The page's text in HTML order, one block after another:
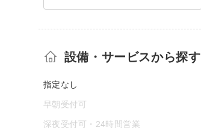
設備・サービスから探す
指定なし
早朝受付可
深夜受付可・24時間営業